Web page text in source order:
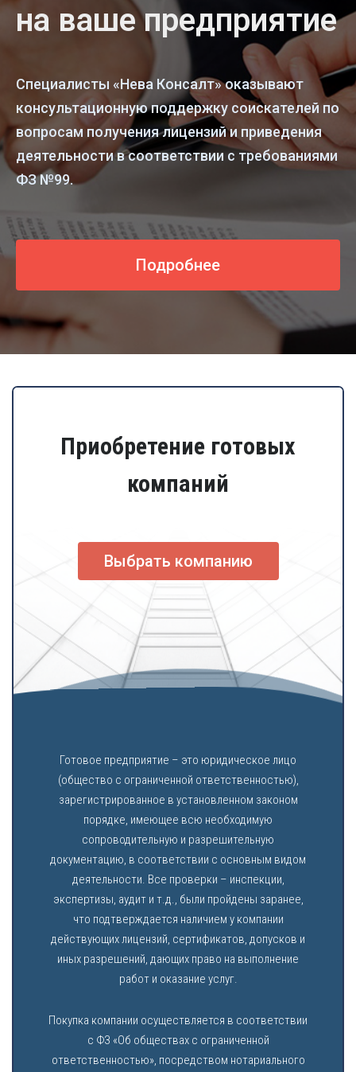
на ваше предприятие
Специалисты «Нева Консалт» оказывают
консультационную поддержку соискателей по
вопросам получения лицензий и приведения
деятельности в соответствии с требованиями
ФЗ №99.
Подробнее
Приобретение готовых
компаний
Выбрать компанию
Готовое предприятие – это юридическое лицо
(общество с ограниченной ответственностью),
зарегистрированное в установленном законом
порядке, имеющее всю необходимую
сопроводительную и разрешительную
документацию, в соответствии с основным видом
деятельности. Все проверки – инспекции,
экспертизы, аудит и т.д., были пройдены заранее,
что подтверждается наличием у компании
действующих лицензий, сертификатов, допусков и
иных разрешений, дающих право на выполнение
работ и оказание услуг.
Покупка компании осуществляется в соответствии
с ФЗ «Об обществах с ограниченной
ответственностью», посредством нотариального